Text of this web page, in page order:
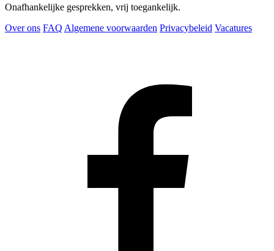
Onafhankelijke gesprekken, vrij toegankelijk.
Over ons FAQ Algemene voorwaarden Privacybeleid Vacatures